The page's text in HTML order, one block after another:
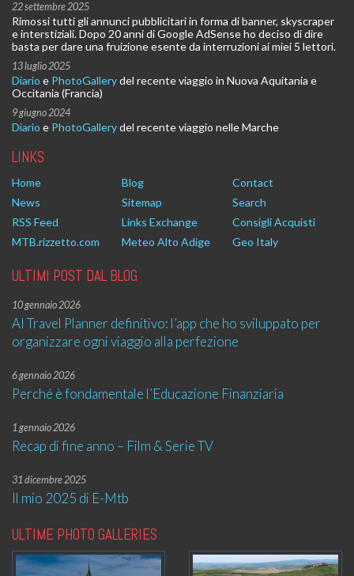
22 settembre 2025
Rimossi tutti gli annunci pubblicitari in forma di banner, skyscraper
e interstiziali. Dopo 20 anni di Google AdSense ho deciso di dire
basta per dare una fruizione esente da interruzioni ai miei 5 lettori.
13 luglio 2025
Diario e PhotoGallerydel recente viaggio in Nuova Aquitania e
Occitania (Francia)
9 giugno 2024
Diario e PhotoGallerydel recente viaggio nelle Marche
LINKS
Home Blog
Contact
News
Sitemap
Search
RSS Feed
Links Exchange
Consigli Acquisti
MTB.rizzetto.com
Meteo Alto Adige Geo Italy
ULTIMI POST DAL BLOG
10 gennaio 2026
AI Travel Planner definitivo: l’app che ho sviluppato per
organizzare ogni viaggio alla perfezione
6 gennaio 2026
Perché è fondamentale l’Educazione Finanziaria
1 gennaio 2026
Recap di fine anno – Film & Serie TV
31 dicembre 2025
Il mio 2025 di E-Mtb
ULTIME PHOTO GALLERIES